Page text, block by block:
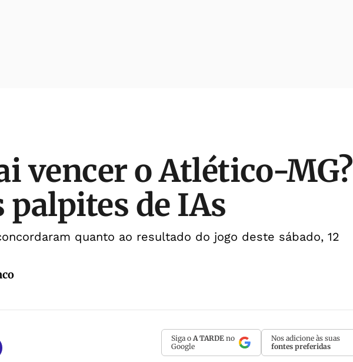
vencer o Atlético-MG?
palpites de IAs
quanto ao resultado do jogo deste sábado, 12
Siga o A TARDE no
Google
Nos adicione às suas
fontes preferidas